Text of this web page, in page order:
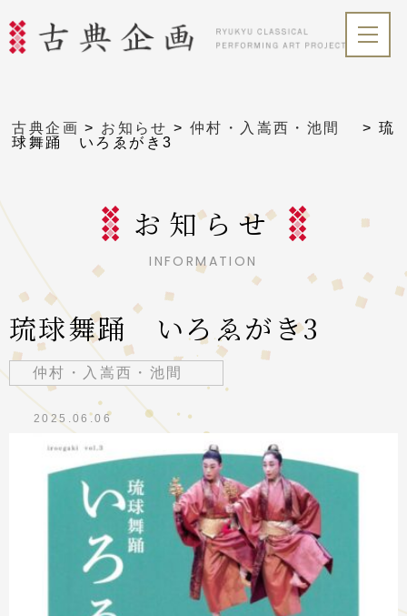
古典企画 > お知らせ >仲村・入嵩西・池間 >琉
球舞踊 いろゑがき3
お知らせ
INFORMATION
琉球舞踊 いろゑがき3
仲村・入嵩西・池間
2025.06.06